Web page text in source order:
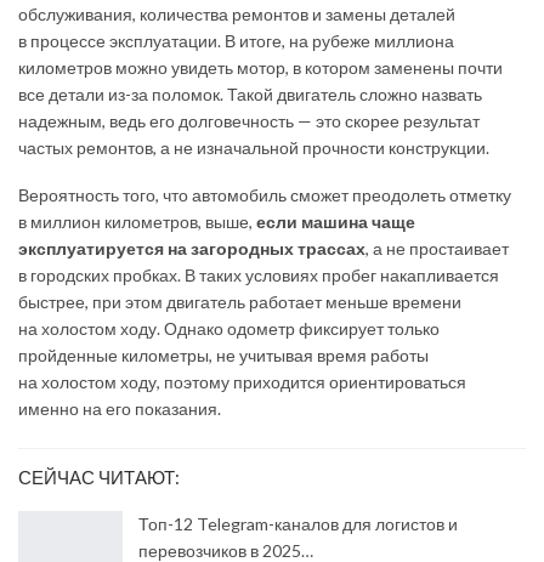
обслуживания, количества ремонтов и замены деталей
в процессе эксплуатации. В итоге, на рубеже миллиона
километров можно увидеть мотор, в котором заменены почти
все детали из-за поломок. Такой двигатель сложно назвать
надежным, ведь его долговечность — это скорее результат
частых ремонтов, а не изначальной прочности конструкции.
Вероятность того, что автомобиль сможет преодолеть отметку
в миллион километров, выше, если машина чаще
эксплуатируется на загородных трассах, а не простаивает
в городских пробках. В таких условиях пробег накапливается
быстрее, при этом двигатель работает меньше времени
на холостом ходу. Однако одометр фиксирует только
пройденные километры, не учитывая время работы
на холостом ходу, поэтому приходится ориентироваться
именно на его показания.
СЕЙЧАС ЧИТАЮТ:
Топ-12 Telegram-каналов для логистов и
перевозчиков в 2025…